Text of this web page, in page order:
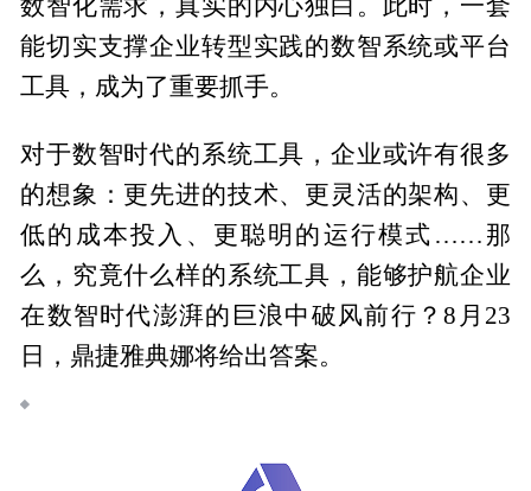
数智化需求，真实的内心独白。此时，一套
能切实支撑企业转型实践的数智系统或平台
工具，成为了重要抓手。
对于数智时代的系统工具，企业或许有很多
的想象：更先进的技术、更灵活的架构、更
低的成本投入、更聪明的运行模式……那
么，究竟什么样的系统工具，能够护航企业
在数智时代澎湃的巨浪中破风前行？8月23
日，鼎捷雅典娜将给出答案。